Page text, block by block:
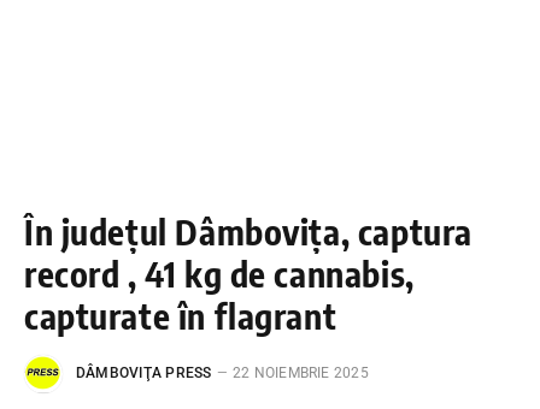
În județul Dâmbovița, captura
record , 41 kg de cannabis,
capturate în flagrant
DÂMBOVIŢA PRESS 22 NOIEMBRIE 2025